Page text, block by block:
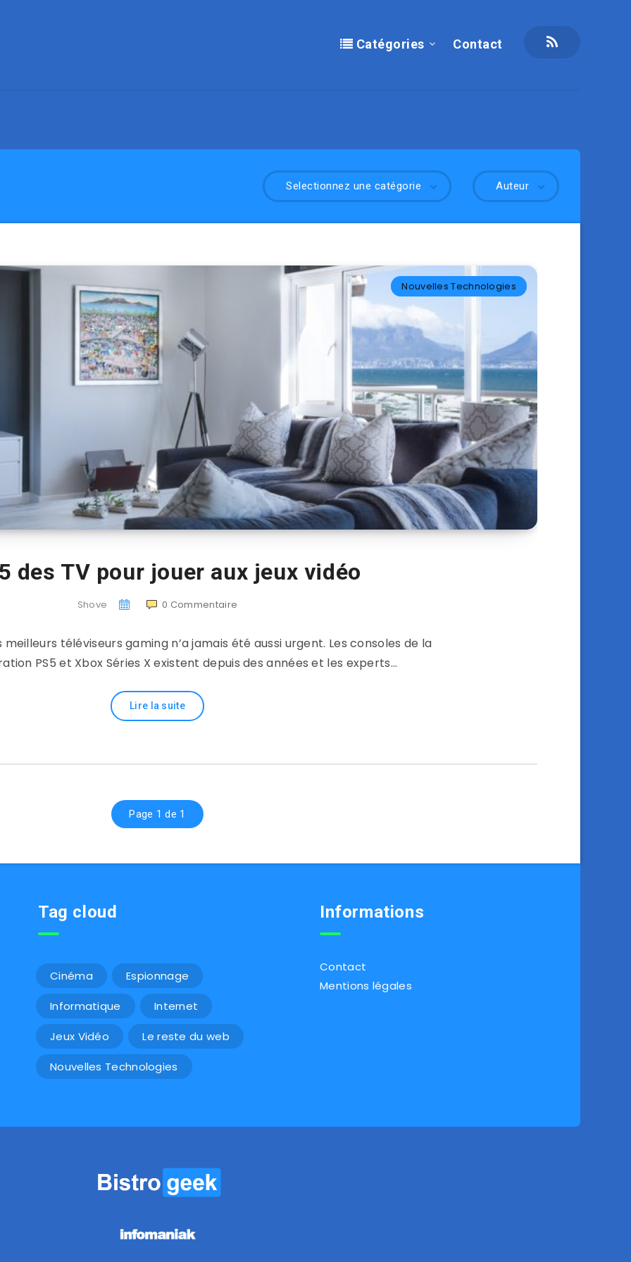
Catégories Contact
Auteur
Selectionnez une catégorie
Nouvelles Technologies
des TV pour jouer aux jeux vidéo
Shove 0 Commentaire
meilleurs téléviseurs gaming n’a jamais été aussi urgent. Les consoles de la
PS5 et Xbox Séries X existent depuis des années et les experts…
Lire la suite
Page 1 de 1
Tag cloud
Cinéma Espionnage
Informatique Internet
Jeux Vidéo Le reste du web
Nouvelles Technologies
Informations
Contact
Mentions légales